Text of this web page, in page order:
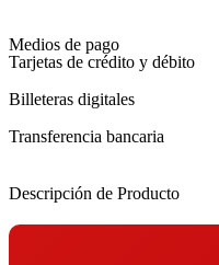
Medios de pago
Tarjetas de crédito y débito
Billeteras digitales
Transferencia bancaria
Descripción de Producto